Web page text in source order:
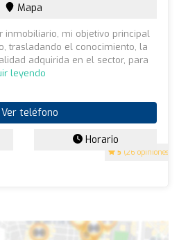
5 (26 opiniones)
Mapa
inmobiliario, mi objetivo principal
trasladando el conocimiento, la
adquirida en el sector, para
leyendo
Ver teléfono
Horario